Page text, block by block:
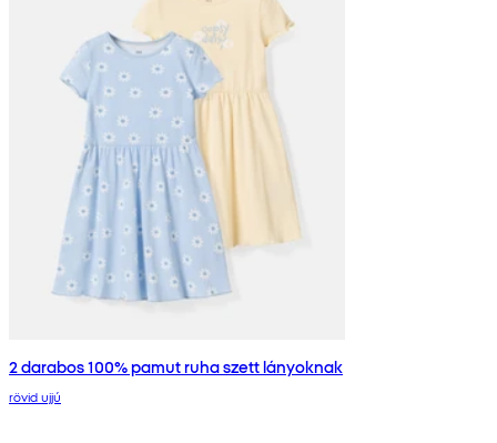
2 darabos 100% pamut ruha szett lányoknak
rövid ujjú